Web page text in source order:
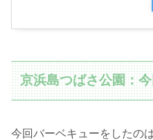
京浜島つばさ公園：
今回バーベキューをしたの